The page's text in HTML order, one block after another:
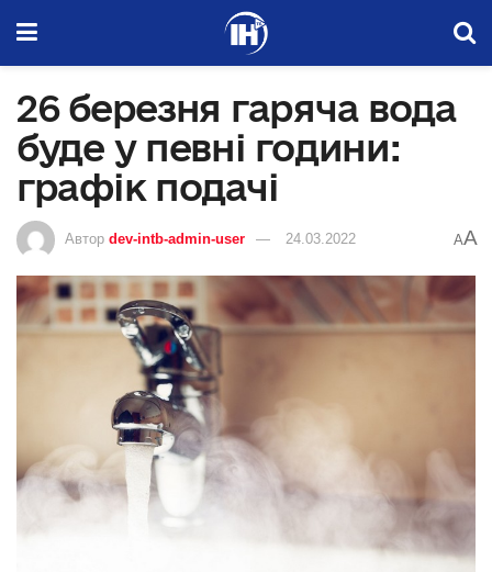
26 березня гаряча вода
буде у певні години:
графік подачі
Автор dev-intb-admin-user 24.03.2022 AA